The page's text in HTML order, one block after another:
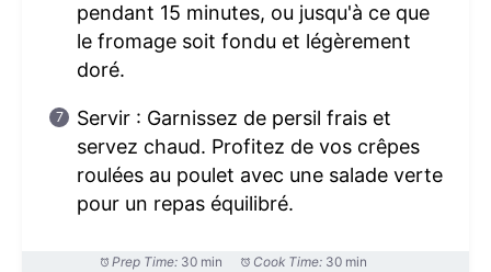
pendant 15 minutes, ou jusqu'à ce que
le fromage soit fondu et légèrement
doré.
Servir : Garnissez de persil frais et
servez chaud. Profitez de vos crêpes
roulées au poulet avec une salade verte
pour un repas équilibré.
Prep Time: 30 min Cook Time: 30 min